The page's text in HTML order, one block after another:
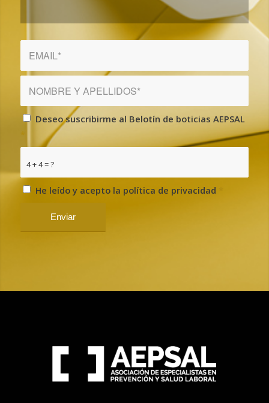
Deseo suscribirme al Belotín de boticias AEPSAL
*
4 + 4 = ?
He leído y acepto la política de privacidad